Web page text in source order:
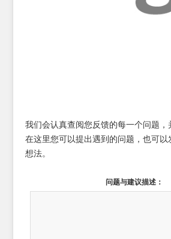
我们会认真查阅您反馈的每一个问题，
在这里您可以提出遇到的问题，也可以
想法。
问题与建议描述：